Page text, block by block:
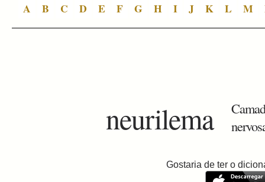
A B C D E F G H I J K L M
neurilema
Gostaria de ter o